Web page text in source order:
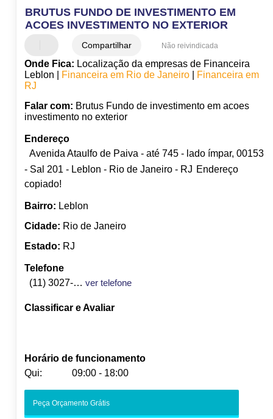
BRUTUS FUNDO DE INVESTIMENTO EM
ACOES INVESTIMENTO NO EXTERIOR
Compartilhar Não reivindicada
Onde Fica: Localização da empresas de Financeira
Leblon |
Financeira em Rio de Janeiro|
Financeira em
RJ
Falar com: Brutus Fundo de investimento em acoes
investimento no exterior
Endereço
Avenida Ataulfo de Paiva - até 745 - lado ímpar, 00153
- Sal 201 - Leblon - Rio de Janeiro - RJ Endereço
copiado!
Bairro: Leblon
Cidade: Rio de Janeiro
Estado: RJ
Telefone
(11) 3027-2237
ver telefone
Classificar e Avaliar
Horário de funcionamento
Qui:
09:00 - 18:00
-
Peça Orçamento Grátis